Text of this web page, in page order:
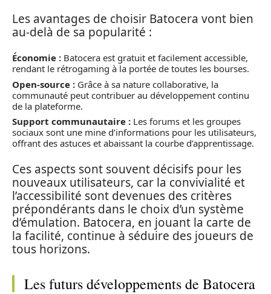
Les avantages de choisir Batocera vont bien
au-delà de sa popularité :
Économie : Batocera est gratuit et facilement accessible,
rendant le rétrogaming à la portée de toutes les bourses.
Open-source : Grâce à sa nature collaborative, la
communauté peut contribuer au développement continu
de la plateforme.
Support communautaire : Les forums et les groupes
sociaux sont une mine d’informations pour les utilisateurs,
offrant des astuces et abaissant la courbe d’apprentissage.
Ces aspects sont souvent décisifs pour les
nouveaux utilisateurs, car la convivialité et
l’accessibilité sont devenues des critères
prépondérants dans le choix d’un système
d’émulation. Batocera, en jouant la carte de
la facilité, continue à séduire des joueurs de
tous horizons.
Les futurs développements de Batocera